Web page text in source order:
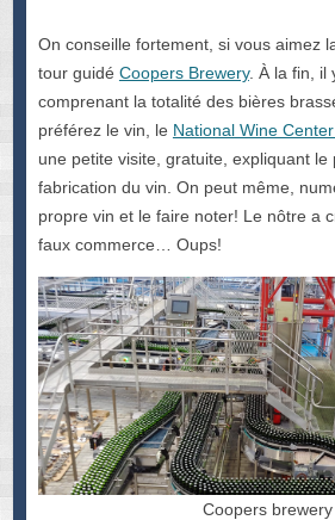
On conseille fortement, si vous aimez
tour guidé Coopers Brewery. À la fin, il
comprenant la totalité des bières
préférez le vin, le National Wine
une petite visite, gratuite, expliquant le
fabrication du vin. On peut même,
propre vin et le faire noter! Le nôtre a
faux commerce… Oups!
Coopers brewery